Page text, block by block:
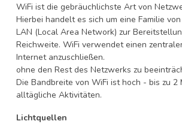
WiFi ist die gebräuchlichste Art von
Hierbei handelt es sich um eine Familie
LAN (Local Area Network) zur
Reichweite. WiFi verwendet einen
Internet anzuschließen.
ohne den Rest des Netzwerks zu
Die Bandbreite von WiFi ist hoch - bis zu
alltägliche Aktivitäten.
Lichtquellen